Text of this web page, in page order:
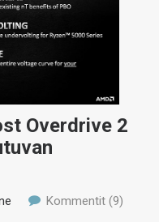
Overdrive 2
Kommentit (9)